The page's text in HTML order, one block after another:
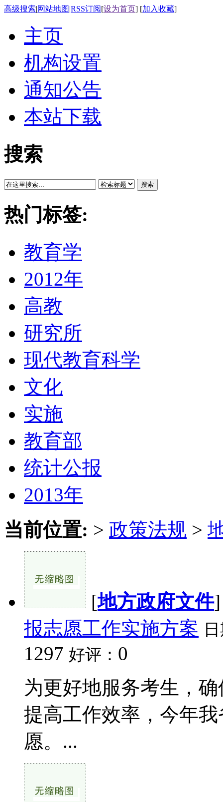
高级搜索|网站地图|RSS订阅[设为首页] [加入收藏]
主页
机构设置
通知公告
本站下载
搜索
搜索
热门标签:
教育学
2012年
高教
研究所
现代教育科学
文化
实施
教育部
统计公报
2013年
当前位置: > 政策法规 >
[地方政府文件
报志愿工作实施方案
1297 好评： 0
为更好地服务考生，
提高工作效率，今年
愿。...